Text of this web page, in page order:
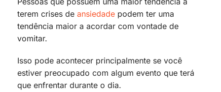
terem crises de ansiedade podem ter uma
tendência maior a acordar com vontade de
vomitar.
Isso pode acontecer principalmente se você
estiver preocupado com algum evento que terá
que enfrentar durante o dia.